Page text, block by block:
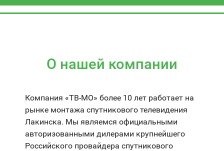
О нашей компании
Компания «ТВ-МО» более 10 лет работает на
рынке монтажа спутникового телевидения
Лакинска. Мы являемся официальными
авторизованными дилерами крупнейшего
Российского провайдера спутникового